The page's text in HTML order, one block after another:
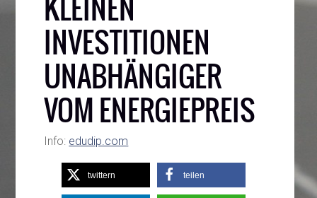
KLEINEN
INVESTITIONEN
UNABHÄNGIGER
VOM ENERGIEPREIS
Info: edudip.com
twittern teilen